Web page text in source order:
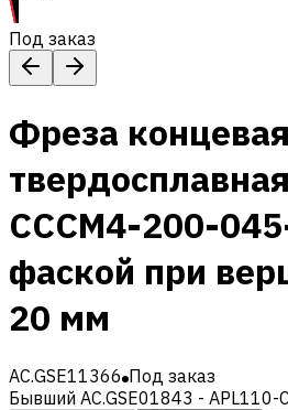
Под заказ
Фреза концевая
CCCM4-200-
фаской при
20 мм
AC.GSE11366 Под заказ
Бывший AC.GSE01843 - APL110-